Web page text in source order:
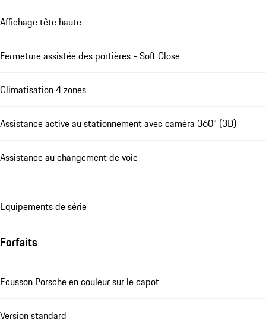
Affichage tête haute
Fermeture assistée des portières - Soft Close
Climatisation 4 zones
Assistance active au stationnement avec caméra 360° (3D)
Assistance au changement de voie
Equipements de série
Forfaits
Ecusson Porsche en couleur sur le capot
Version standard